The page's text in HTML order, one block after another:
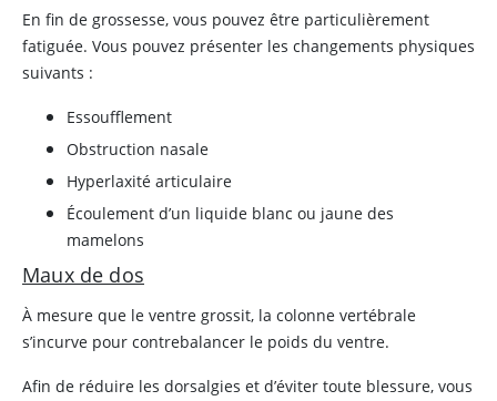
En fin de grossesse, vous pouvez être particulièrement
fatiguée. Vous pouvez présenter les changements physiques
suivants :
Essoufflement
Obstruction nasale
Hyperlaxité articulaire
Écoulement d’un liquide blanc ou jaune des
mamelons
Maux de dos
À mesure que le ventre grossit, la colonne vertébrale
s’incurve pour contrebalancer le poids du ventre.
Afin de réduire les dorsalgies et d’éviter toute blessure, vous